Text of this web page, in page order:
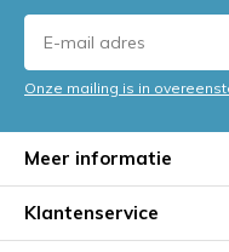
Onze mailing is in
Meer informatie
Klantenservice